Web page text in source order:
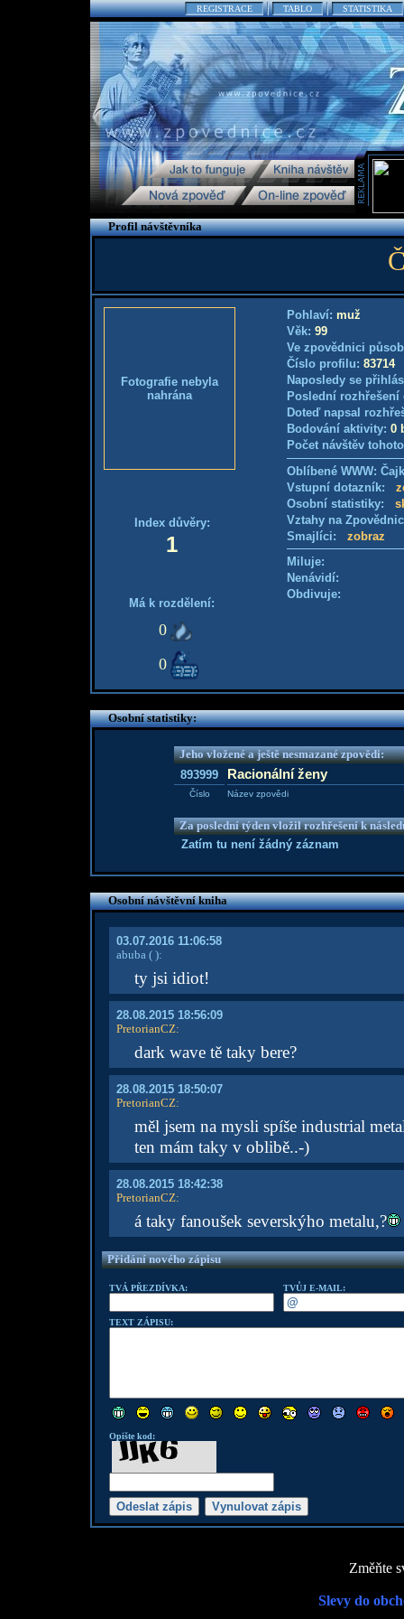
REGISTRACE TABLO STATISTIKA
Profil návštěvníka
Fotografie nebyla
nahrána
Index důvěry:
1
Má k rozdělení:
0
0
Pohlaví: muž
Věk: 99
Ve zpovědnici
Číslo profilu: 83714
Naposledy se
Poslední
Doteď napsal
Bodování aktivity: 0
Počet návštěv
Oblíbené WWW:
Vstupní dotazník:
Osobní statistiky:
Vztahy na
Smajlíci: zobraz
Miluje:
Nenávidí:
Obdivuje:
Osobní statistiky:
Jeho vložené a ještě nesmazané zpovědi:
893999
Racionální ženy
Číslo Název zpovědi
Za poslední týden vložil rozhřešení k
Zatím tu není žádný záznam
Osobní návštěvní kniha
03.07.2016 11:06:58
abuba( ):
ty jsi idiot!
28.08.2015 18:56:09
PretorianCZ:
dark wave tě taky bere?
28.08.2015 18:50:07
PretorianCZ:
měl jsem na mysli spíše industrial
ten mám taky v oblibě..-)
28.08.2015 18:42:38
PretorianCZ:
á taky fanoušek severskýho metalu,?
Přidání nového zápisu
TVÁ PŘEZDÍVKA: TVŮJ E-MAIL:
TEXT ZÁPISU:
Opište kod:
Změňte
Slevy do